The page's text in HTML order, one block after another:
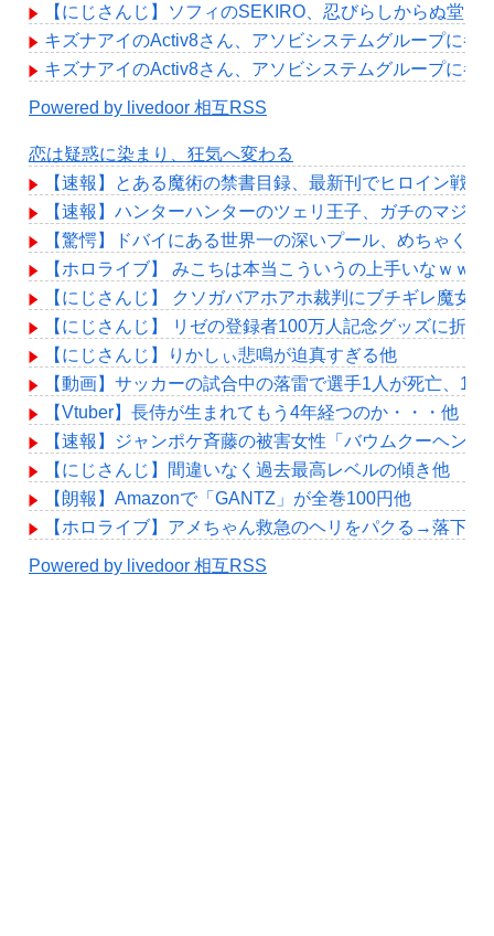
【にじさんじ】ソフィのSEKIRO、忍びらしからぬ堂々
キズナアイのActiv8さん、アソビシステムグループに参
キズナアイのActiv8さん、アソビシステムグループに参
Powered by livedoor 相互RSS
恋は疑惑に染まり、狂気へ変わる
【速報】とある魔術の禁書目録、最新刊でヒロイン戦
【速報】ハンターハンターのツェリ王子、ガチのマジで
【驚愕】ドバイにある世界一の深いプール、めちゃくち
【ホロライブ】 みこちは本当こういうの上手いなｗｗｗ
【にじさんじ】 クソガバアホアホ裁判にブチギレ魔女
【にじさんじ】 リゼの登録者100万人記念グッズに折
【にじさんじ】りかしぃ悲鳴が迫真すぎる他
【動画】サッカーの試合中の落雷で選手1人が死亡、12
【Vtuber】長侍が生まれてもう4年経つのか・・・他
【速報】ジャンポケ斉藤の被害女性「バウムクーヘン
【にじさんじ】間違いなく過去最高レベルの傾き他
【朗報】Amazonで「GANTZ」が全巻100円他
【ホロライブ】アメちゃん救急のヘリをパクる→落下【
Powered by livedoor 相互RSS